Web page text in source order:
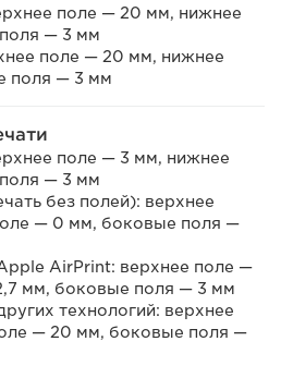
поле — 20 мм, нижнее
— 3 мм
поле — 20 мм, нижнее
поля — 3 мм
поле — 3 мм, нижнее
— 3 мм
без полей): верхнее
— 0 мм, боковые поля —
AirPrint: верхнее поле —
мм, боковые поля — 3 мм
технологий: верхнее
— 20 мм, боковые поля —